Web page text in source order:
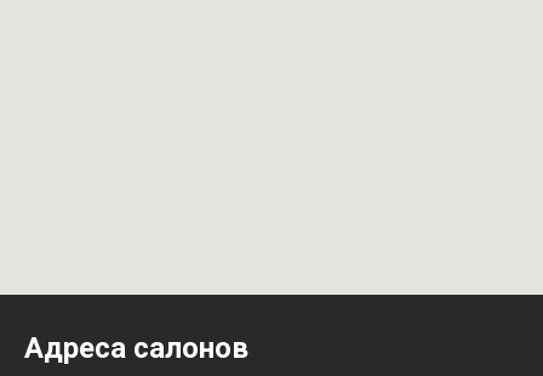
Адреса салонов